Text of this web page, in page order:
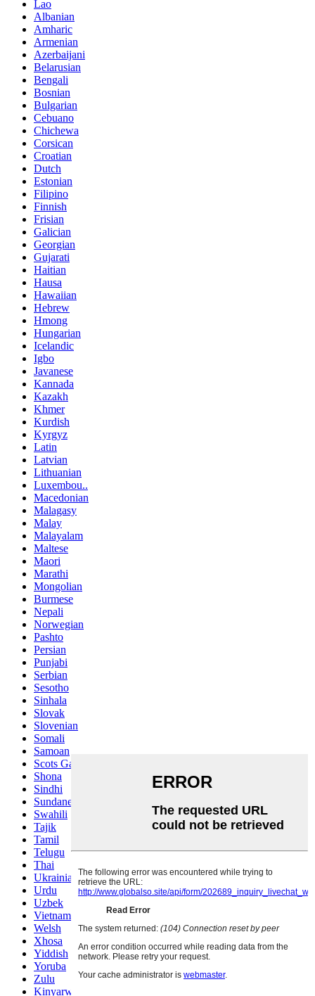
Lao
Albanian
Amharic
Armenian
Azerbaijani
Belarusian
Bengali
Bosnian
Bulgarian
Cebuano
Chichewa
Corsican
Croatian
Dutch
Estonian
Filipino
Finnish
Frisian
Galician
Georgian
Gujarati
Haitian
Hausa
Hawaiian
Hebrew
Hmong
Hungarian
Icelandic
Igbo
Javanese
Kannada
Kazakh
Khmer
Kurdish
Kyrgyz
Latin
Latvian
Lithuanian
Luxembou..
Macedonian
Malagasy
Malay
Malayalam
Maltese
Maori
Marathi
Mongolian
Burmese
Nepali
Norwegian
Pashto
Persian
Punjabi
Serbian
Sesotho
Sinhala
Slovak
Slovenian
Somali
Samoan
Scots Gaelic
Shona
Sindhi
Sundanese
Swahili
Tajik
Tamil
Telugu
Thai
Ukrainian
Urdu
Uzbek
Vietnamese
Welsh
Xhosa
Yiddish
Yoruba
Zulu
Kinyarwanda